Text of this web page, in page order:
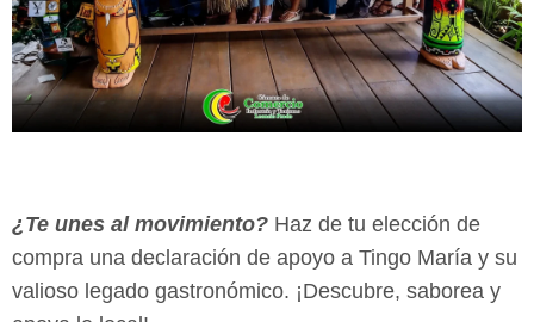
¿Te unes al movimiento? Haz de tu elección de
compra una declaración de apoyo a Tingo María y su
valioso legado gastronómico. ¡Descubre, saborea y